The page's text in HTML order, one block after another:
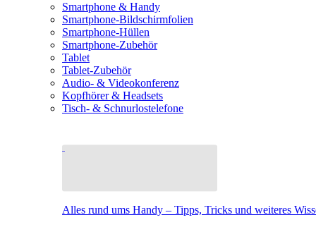
Smartphone & Handy
Smartphone-Bildschirmfolien
Smartphone-Hüllen
Smartphone-Zubehör
Tablet
Tablet-Zubehör
Audio- & Videokonferenz
Kopfhörer & Headsets
Tisch- & Schnurlostelefone
Alles rund ums Handy – Tipps, Tricks und weiteres